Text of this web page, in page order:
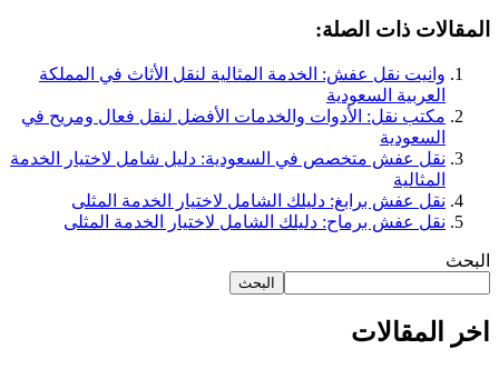
المقالات ذات الصلة:
وانيت نقل عفش: الخدمة المثالية لنقل الأثاث في المملكة
العربية السعودية
مكتب نقل: الأدوات والخدمات الأفضل لنقل فعال ومريح في
السعودية
نقل عفش متخصص في السعودية: دليل شامل لاختيار الخدمة
المثالية
نقل عفش برابغ: دليلك الشامل لاختيار الخدمة المثلى
نقل عفش برماح: دليلك الشامل لاختيار الخدمة المثلى
البحث
البحث
اخر المقالات